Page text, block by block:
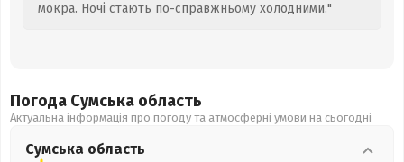
мокра. Ночі стають по-справжньому холодними."
Погода Сумська область
Актуальна інформація про погоду та атмосферні умови на сьогодні
Сумська область